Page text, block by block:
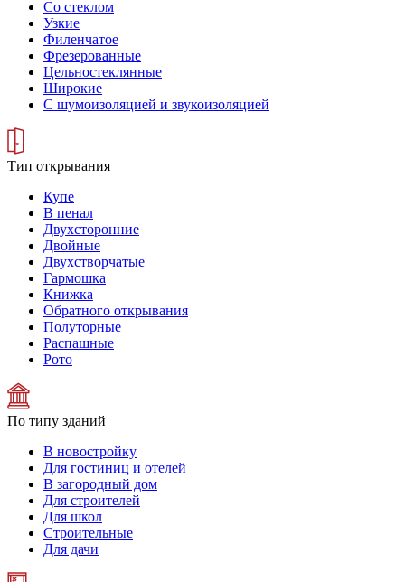
Со стеклом
Узкие
Филенчатое
Фрезерованные
Цельностеклянные
Широкие
С шумоизоляцией и звукоизоляцией
Тип открывания
Купе
В пенал
Двухсторонние
Двойные
Двухстворчатые
Гармошка
Книжка
Обратного открывания
Полуторные
Распашные
Рото
По типу зданий
В новостройку
Для гостиниц и отелей
В загородный дом
Для строителей
Для школ
Строительные
Для дачи